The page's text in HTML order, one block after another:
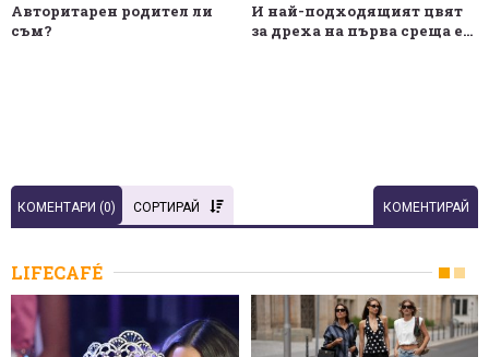
Авторитарен родител ли
съм?
И най-подходящият цвят
за дреха на първа среща е...
КОМЕНТАРИ (0) СОРТИРАЙ КОМЕНТИРАЙ
LIFECAFÉ